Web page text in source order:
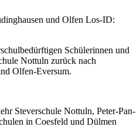
und Olfen Los-ID:
Schülerinnen und
Nottuln zurück nach
Olfen-Eversum.
Steverschule Nottuln, Peter-Pan-
in Coesfeld und Dülmen